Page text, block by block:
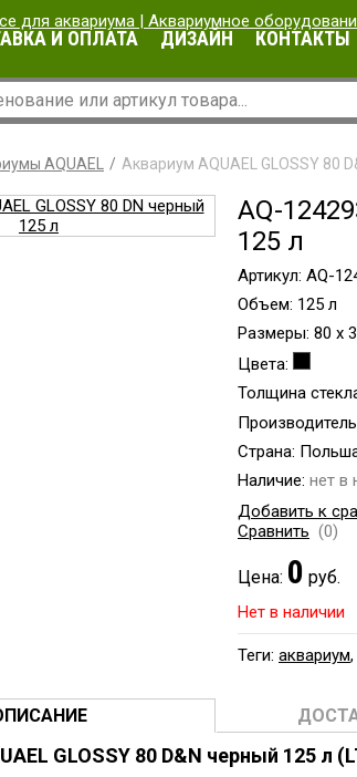
И ОПЛАТА ДИЗАЙН КОНТАКТЫ
AQUAEL Аквариум AQUAEL GLOSSY 80
AQ-
125 л
Артикул: AQ-
Объем: 125 л
Размеры: 80 х
Цвета:
Толщина
Страна:
Наличие: нет в
Добавить к
Сравнить (0)
Цена: 0 руб.
Нет в наличии
Теги: аквариум,
GLOSSY 80 D&N черный 125 л